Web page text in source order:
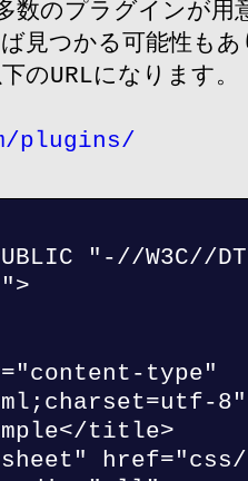
のプラグインが用
見つかる可能性も
のURLになります。
plugins/
"-//W3C//
type"
title>
href="css/